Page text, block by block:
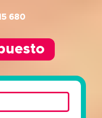
680